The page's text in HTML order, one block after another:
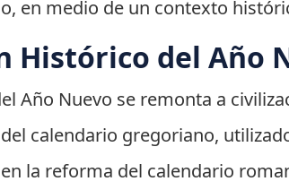
en medio de un contexto
Histórico del Año
Año Nuevo se remonta a
del calendario gregoriano,
la reforma del calendario